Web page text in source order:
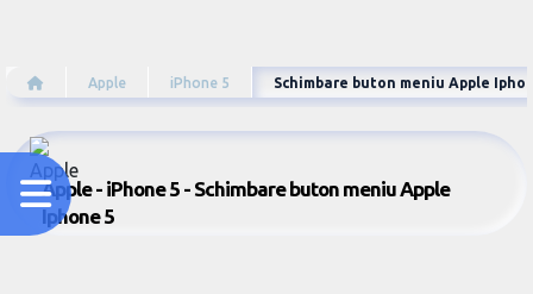
Apple iPhone 5 Schimbare buton meniu Apple
Apple - iPhone 5 - Schimbare buton meniu Apple
Iphone 5